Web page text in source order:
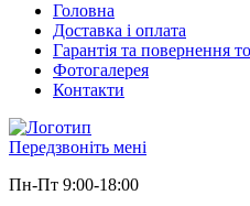
Головна
Доставка і оплата
Гарантія та повернення
Фотогалерея
Контакти
Передзвоніть мені
Пн-Пт 9:00-18:00